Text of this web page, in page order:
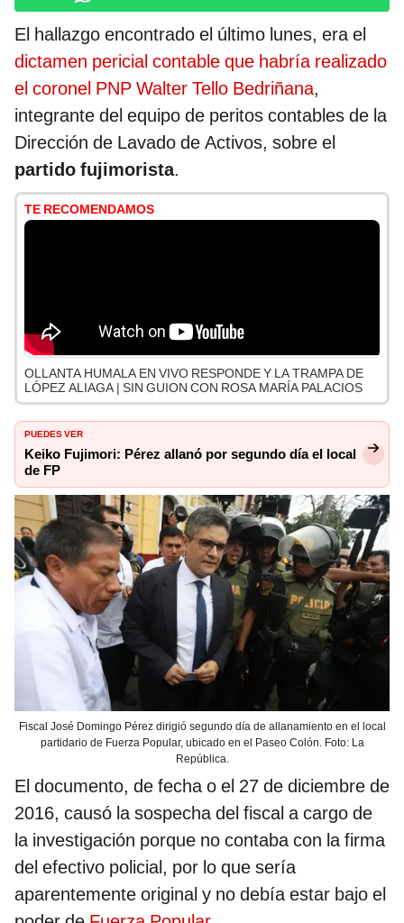
El hallazgo encontrado el último lunes, era el
dictamen pericial contable que habría realizado
el coronel PNP Walter Tello Bedriñana,
integrante del equipo de peritos contables de la
Dirección de Lavado de Activos, sobre el
partido fujimorista.
TE RECOMENDAMOS
OLLANTA HUMALA EN VIVO RESPONDE Y LA TRAMPA DE
LÓPEZ ALIAGA | SIN GUION CON ROSA MARÍA PALACIOS
PUEDES VER
Keiko Fujimori: Pérez allanó por segundo día el local
de FP
Fiscal José Domingo Pérez dirigió segundo día de allanamiento en el local
partidario de Fuerza Popular, ubicado en el Paseo Colón. Foto: La
República.
El documento, de fecha o el 27 de diciembre de
2016, causó la sospecha del fiscal a cargo de
la investigación porque no contaba con la firma
del efectivo policial, por lo que sería
aparentemente original y no debía estar bajo el